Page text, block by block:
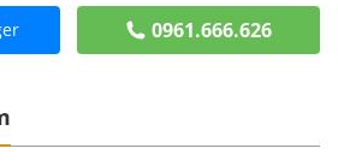
0961.666.626